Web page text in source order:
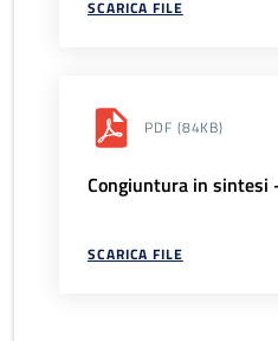
SCARICA FILE
PDF (84KB)
Congiuntura in
SCARICA FILE